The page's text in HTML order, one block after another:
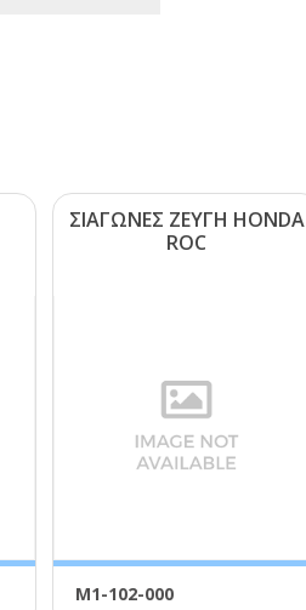
ΣΙΑΓΩΝΕΣ ΖΕΥΓΗ ΗΟΝDΑ
RΟC
Μ1-102-000